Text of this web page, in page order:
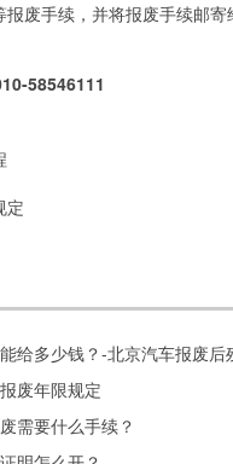
废手续，并将报废手续邮寄
58546111
定
给多少钱？-北京汽车报废后
废年限规定
需要什么手续？